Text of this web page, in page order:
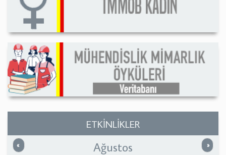
ETKİNLİKLER
« Önceki »
Ağustos